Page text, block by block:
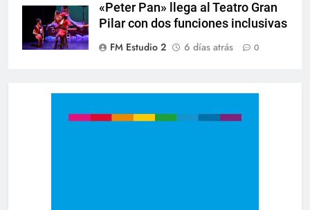
«Peter Pan» llega al Teatro Gran
Pilar con dos funciones inclusivas
FM Estudio 2
6 días atrás 0